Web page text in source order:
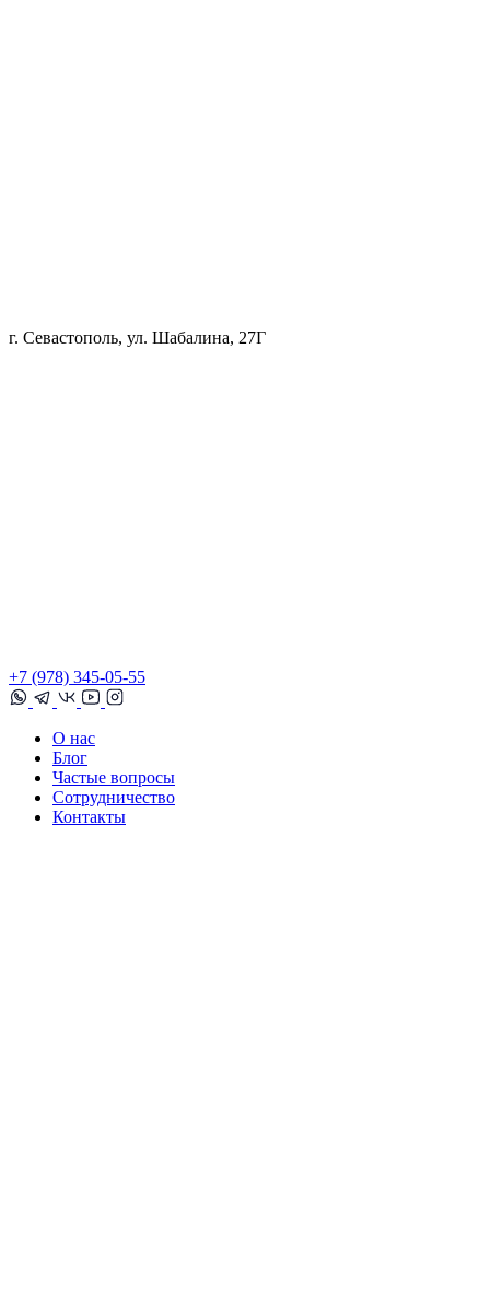
г. Севастополь, ул. Шабалина, 27Г
+7 (978) 345-05-55
О нас
Блог
Частые вопросы
Сотрудничество
Контакты